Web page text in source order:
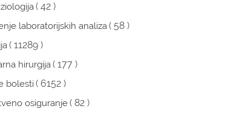
( 42 )
laboratorijskih analiza( 58 )
( 11289 )
hirurgija( 177 )
bolesti( 6152 )
osiguranje( 82 )